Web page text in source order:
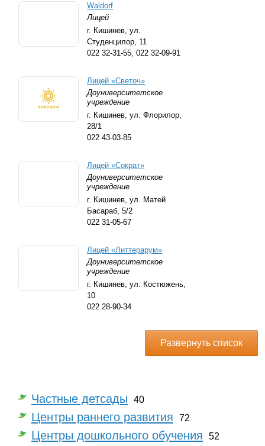
Waldorf
Лицей
г. Кишинев, ул.
Студенцилор, 11
022 32-31-55 ,022 32-09-91
Лицей «Светоч»
Доуниверситетское
учреждение
г. Кишинев, ул. Флорилор,
28/1
022 43-03-85
Лицей «Сократ»
Доуниверситетское
учреждение
г. Кишинев, ул. Матей
Басараб, 5/2
022 31-05-67
Лицей «Литтерарум»
Доуниверситетское
учреждение
г. Кишинев, ул. Костюжень,
10
022 28-90-34
Развернуть список
Частные детсады 40
Центры раннего развития 72
Центры дошкольного обучения 52